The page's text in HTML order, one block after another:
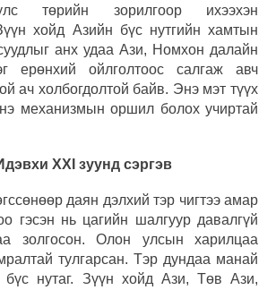
төрийн зорилгоор ихээхэн
хойд Азийн бүс нутгийн хамтын
анх удаа Ази, Номхон далайн
ерөнхий ойлголтоос салгаж авч
ач холбогдолтой байв. Энэ мэт түүх
механизмын оршил болох учиртай
XXI зуунд сэргэв
даян дэлхий тэр чигтээ амар
гэсэн нь цагийн шалгуур давалгүй
золгосон. Олон улсын харилцаа
тулгарсан. Тэр дундаа манай
нутаг. Зүүн хойд Ази, Төв Ази,